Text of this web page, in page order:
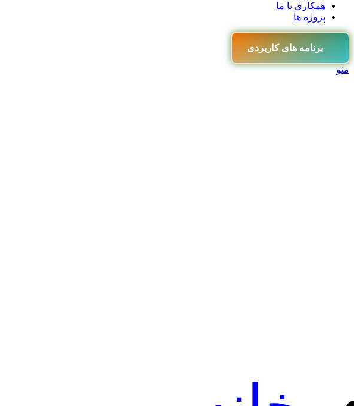
همکاری با ما
پروژه ها
برنامه های کاربردی
منو